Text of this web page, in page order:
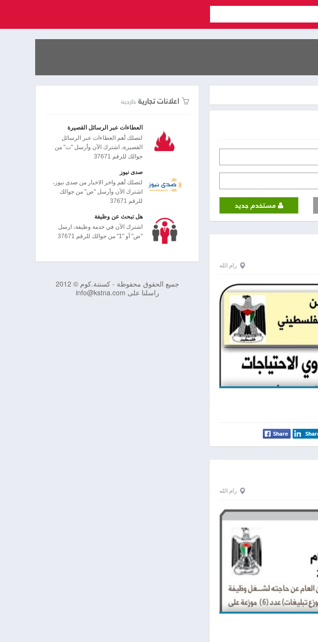
اعلانات تجارية خارجية
العطاءات عبر الرسائل القصيرة
لتصلك أهم العطاءات عبر الرسائل
القصيرة، اشترك الآن وأرسل "ت" من
جوالك للرقم 37671
صدى نيوز
لتصلك أهم واخر الاخبار من صدى نيوز،
اشترك الآن وأرسل "ص" من جوالك
للرقم 37671
هل تبحث عن وظيفة
اشترك الآن في خدمة وظيفة، ارسل
"ض" أو "1" من جوالك للرقم 37671
جميع الحقوق محفوظة - كستنة.كوم © 2012
راسلنا على info@kstna.com
مستخدم جديد
رام الله
رام الله